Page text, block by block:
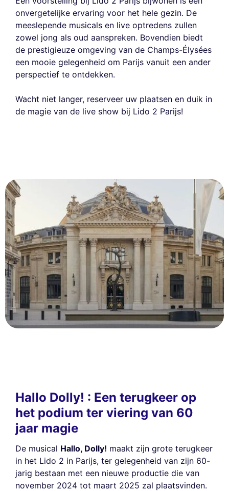
onvergetelijke ervaring voor het hele gezin. De
meeslepende musicals en live optredens zullen
zowel jong als oud aanspreken. Bovendien biedt
de prestigieuze omgeving van de Champs-Élysées
een mooie gelegenheid om Parijs vanuit een ander
perspectief te ontdekken.
Wacht niet langer, reserveer uw plaatsen en duik in
de magie van de live show bij Lido 2 Parijs!
Hallo Dolly! : Een terugkeer op
het podium ter viering van 60
jaar magie
De musical Hallo, Dolly! maakt zijn grote terugkeer
in het Lido 2 in Parijs, ter gelegenheid van zijn 60-
jarig bestaan met een nieuwe productie die van
november 2024 tot maart 2025 zal plaatsvinden.